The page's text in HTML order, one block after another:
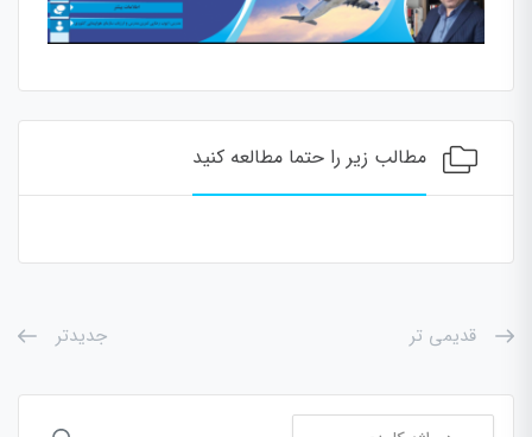
مطالب زیر را حتما مطالعه کنید
قدیمی تر جدیدتر